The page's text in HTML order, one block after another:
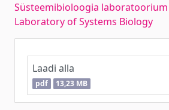
Süsteemibioloogia laboratoorium
Laboratory of Systems Biology
Laadi alla
pdf 13,23 MB